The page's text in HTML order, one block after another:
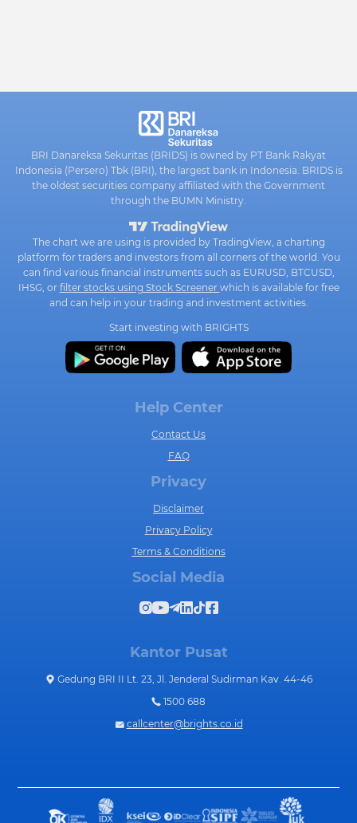
BRI Danareksa Sekuritas (BRIDS) is owned by PT Bank Rakyat
Indonesia (Persero) Tbk (BRI), the largest bank in Indonesia. BRIDS is
the oldest securities company affiliated with the Government
through the BUMN Ministry.
The chart we are using is provided by TradingView, a charting
platform for traders and investors from all corners of the world. You
can find various financial instruments such as EURUSD, BTCUSD,
IHSG, or filter stocks using Stock Screener which is available for free
and can help in your trading and investment activities.
Start investing with BRIGHTS
Help Center
Contact Us
FAQ
Privacy
Disclaimer
Privacy Policy
Terms & Conditions
Social Media
Kantor Pusat
Gedung BRI II Lt. 23, Jl. Jenderal Sudirman Kav. 44-46
1500 688
callcenter@brights.co.id